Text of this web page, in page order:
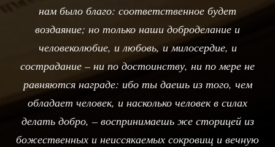
нам было благо: соответственное будет
воздаяние; но только наши доброделание и
человеколюбие, и любовь, и милосердие, и
сострадание – ни по достоинству, ни по мере не
равняются награде: ибо ты даешь из того, чем
обладает человек, и насколько человек в силах
делать добро, – воспринимаешь же сторицей из
божественных и неиссякаемых сокровищ и вечную